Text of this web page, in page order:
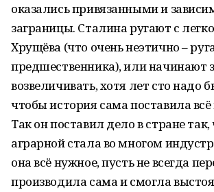
оказались привязанными и
заграницы. Сталина ругают с
Хрущёва (что очень неэтично –
предшественника), или начинают
возвеличивать, хотя лет сто надо
чтобы история сама поставила всё
Так он поставил дело в стране так,
аграрной стала во многом
она всё нужное, пусть не всегда
производила сама и смогла